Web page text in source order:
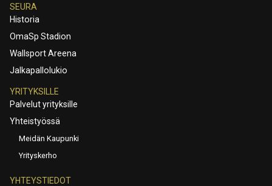
SEURA
Historia
OmaSp Stadion
Wallsport Areena
Jalkapallolukio
YRITYKSILLE
Palvelut yrityksille
Yhteistyössä
Meidän Kaupunki
Yrityskerho
YHTEYSTIEDOT